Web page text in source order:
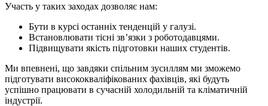
Участь у таких заходах дозволяє нам:
Бути в курсі останніх тенденцій у галузі.
Встановлювати тісні зв’язки з роботодавцями.
Підвищувати якість підготовки наших студентів.
Ми впевнені, що завдяки спільним зусиллям ми зможемо
підготувати висококваліфікованих фахівців, які будуть
успішно працювати в сучасній холодильній та кліматичній
індустрії.